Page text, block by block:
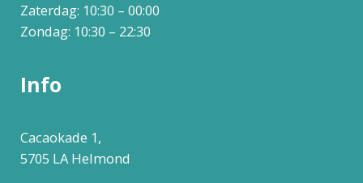
Zaterdag: 10:30 – 00:00
Zondag: 10:30 – 22:30
Info
Cacaokade 1,
5705 LA Helmond